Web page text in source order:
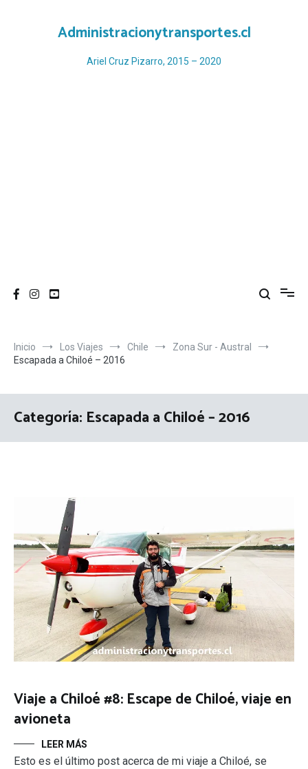
Administracionytransportes.cl
Ariel Cruz Pizarro, 2015 – 2020
Inicio Los Viajes Chile
Zona Sur - Austral
Escapada a Chiloé – 2016
Categoría: Escapada a Chiloé – 2016
Viaje a Chiloé #8: Escape de Chiloé, viaje en
avioneta
LEER MÁS
Esto es el último post acerca de mi viaje a Chiloé, se